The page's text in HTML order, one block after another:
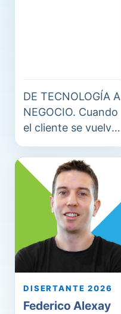
DE TECNOLOGÍA A
NEGOCIO. Cuando
el cliente se vuelve
FA
DISERTANTE 2026
Federico Alexay